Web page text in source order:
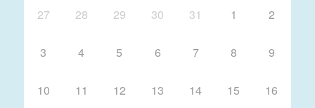
27
28 29 30 31 1 2
3 4 5 6 7 8 9
10 11 12 13 14 15 16